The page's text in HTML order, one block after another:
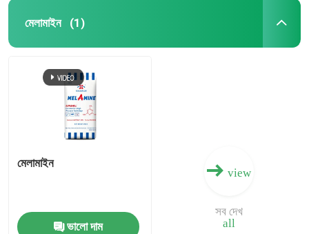
মেলামাইন (1)
মেলামাইন
ভালো দাম
view
all
সব দেখ